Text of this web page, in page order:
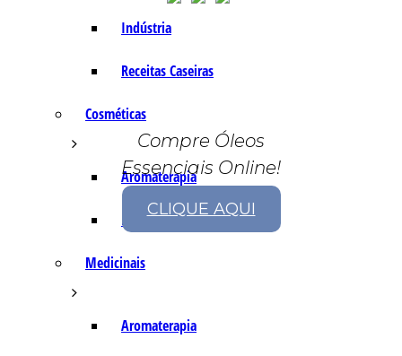
Indústria
Receitas Caseiras
Cosméticas
Aromaterapia
Fórmulas Caseiras
Medicinais
Aromaterapia
Compre Óleos
Essenciais Online!
CLIQUE AQUI